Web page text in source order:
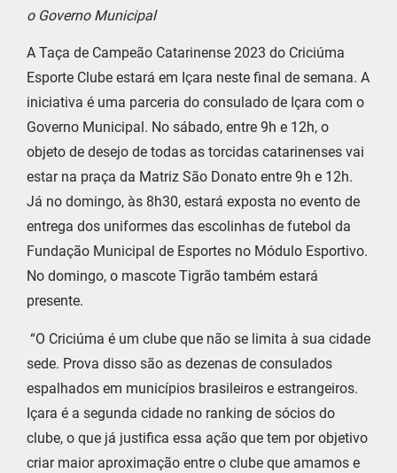
o Governo Municipal
A Taça de Campeão Catarinense 2023 do Criciúma
Esporte Clube estará em Içara neste final de semana. A
iniciativa é uma parceria do consulado de Içara com o
Governo Municipal. No sábado, entre 9h e 12h, o
objeto de desejo de todas as torcidas catarinenses vai
estar na praça da Matriz São Donato entre 9h e 12h.
Já no domingo, às 8h30, estará exposta no evento de
entrega dos uniformes das escolinhas de futebol da
Fundação Municipal de Esportes no Módulo Esportivo.
No domingo, o mascote Tigrão também estará
presente.
“O Criciúma é um clube que não se limita à sua cidade
sede. Prova disso são as dezenas de consulados
espalhados em municípios brasileiros e estrangeiros.
Içara é a segunda cidade no ranking de sócios do
clube, o que já justifica essa ação que tem por objetivo
criar maior aproximação entre o clube que amamos e